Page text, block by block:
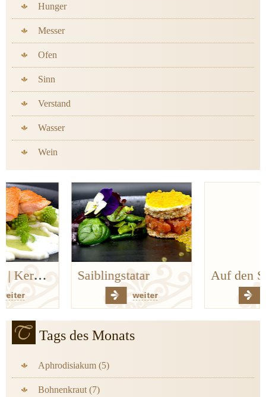
Hunger
Messer
Ofen
Sinn
Verstand
Wasser
Wein
Saiblingstatar Auf den Spuren der Bergischen Küchenklassiker
Tags des Monats
Aphrodisiakum (5)
Bohnenkraut (7)